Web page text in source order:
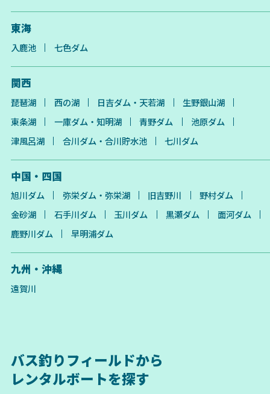
東海
入鹿池 七色ダム
関西
琵琶湖 西の湖 日吉ダム・天若湖
生野銀山湖
東条湖
一庫ダム・知明湖 青野ダム
池原ダム
津風呂湖
合川ダム・合川貯水池 七川ダム
中国・四国
旭川ダム 弥栄ダム・弥栄湖 旧吉野川
野村ダム
金砂湖
石手川ダム 玉川ダム 黒瀬ダム
面河ダム
鹿野川ダム
早明浦ダム
九州・沖縄
遠賀川
バス釣りフィールドから
レンタルボートを探す